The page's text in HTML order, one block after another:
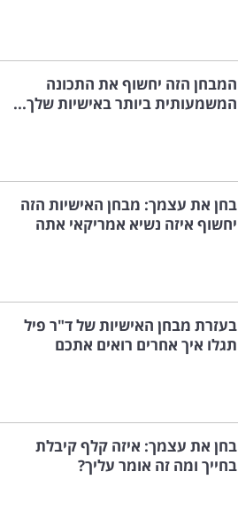
המבחן הזה יחשוף את התכונה
המשמעותית ביותר באישיות שלך...
בחן את עצמך: מבחן האישיות הזה
יחשוף איזה נשיא אמריקאי אתה
בעזרת מבחן האישיות של ד"ר פיל
תגלו איך אחרים רואים אתכם
בחן את עצמך: איזה קלף קיבלת
בחייך ומה זה אומר עליך?